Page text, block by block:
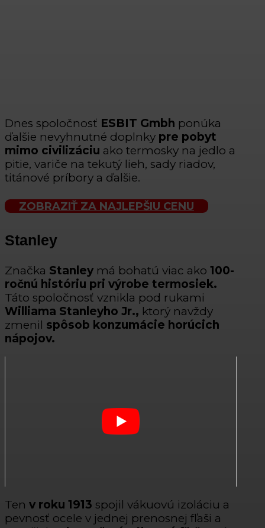
Dnes spoločnosť ESBIT Gmbh ponúka
ďalšie nevyhnutné doplnky pre pobyt
mimo civilizáciu ako termosky na jedlo a
pitie, variče na tekutý lieh, sady riadov,
titánové príbory a ďalšie.
ZOBRAZIŤ ZA NAJLEPŠIU CENU
Stanley
Značka Stanley má bohatú viac ako 100-
ročnú históriu pri výrobe termosiek.
Táto spoločnosť vznikla pod rukami
Williama Stanleyho Jr., ktorý navždy
zmenil spôsob konzumácie horúcich
nápojov.
Ten v roku 1913 spojil vákuovú izoláciu a
pevnosť ocele v jednej prenosnej fľaši a